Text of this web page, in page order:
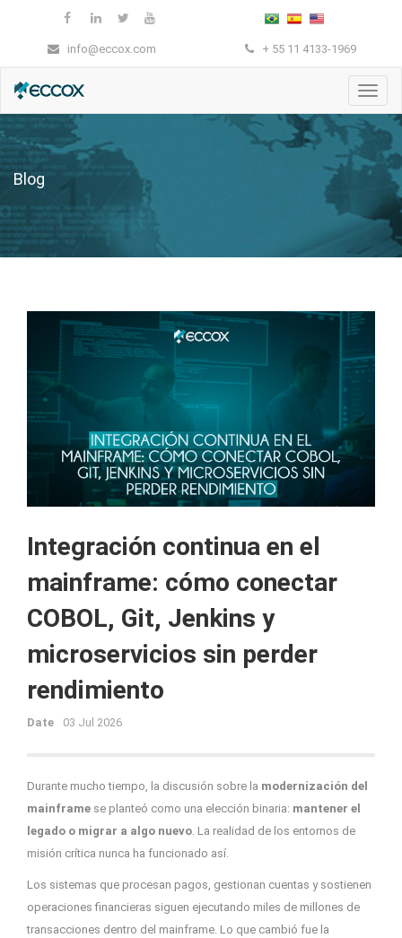
info@eccox.com + 55 11 4133-1969
Blog
Integración continua en el
mainframe: cómo conectar
COBOL, Git, Jenkins y
microservicios sin perder
rendimiento
Date 03 Jul 2026
Durante mucho tiempo, la discusión sobre la modernización del
mainframe se planteó como una elección binaria: mantener el
legado o migrar a algo nuevo. La realidad de los entornos de
misión crítica nunca ha funcionado así.
Los sistemas que procesan pagos, gestionan cuentas y sostienen
operaciones financieras siguen ejecutando miles de millones de
transacciones dentro del mainframe. Lo que cambió fue la